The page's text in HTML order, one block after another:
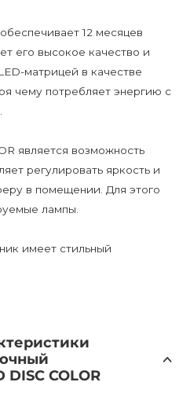
12 месяцев
его высокое качество и
матрицей в качестве
чему потребляет энергию с
является возможность
регулировать яркость и
в помещении. Для этого
лампы.
имеет стильный
Он идеально
IP20 подходит для
Этот цветной
COLOR